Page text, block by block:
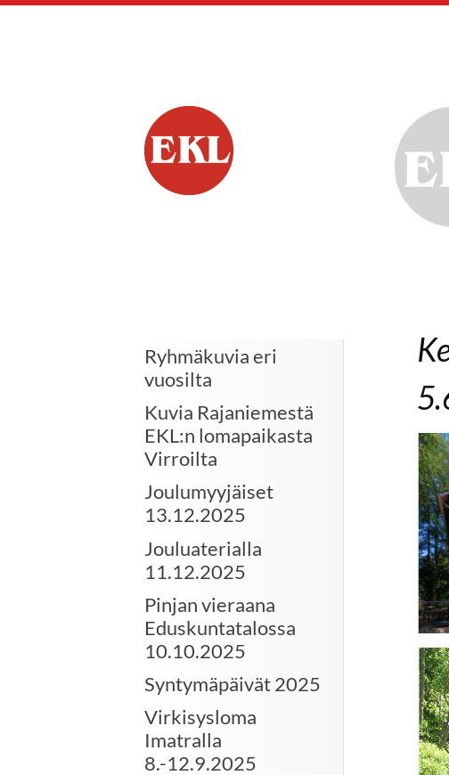
Hyvinkään
Ryhmäkuvia eri
vuosilta
Kuvia Rajaniemestä
EKL:n lomapaikasta
Virroilta
Joulumyyjäiset
13.12.2025
Jouluaterialla
11.12.2025
Pinjan vieraana
Eduskuntatalossa
10.10.2025
Syntymäpäivät 2025
Virkisysloma
Imatralla
8.-12.9.2025